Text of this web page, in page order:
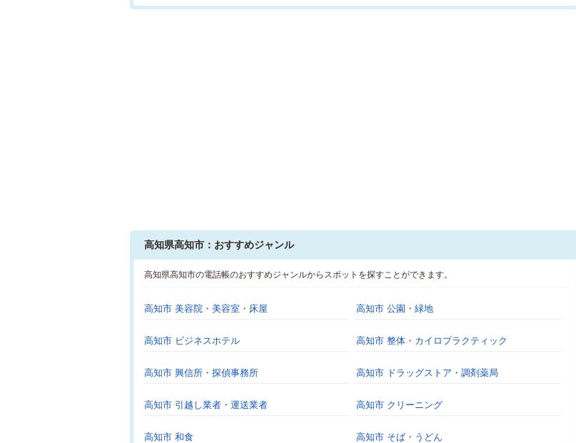
高知県高知市：おすすめジャンル
高知県高知市の電話帳のおすすめジャンルからスポットを探すことができます。
高知市 美容院・美容室・床屋 高知市 公園・緑地
高知市 ビジネスホテル 高知市 整体・カイロプラクティック
高知市 興信所・探偵事務所 高知市 ドラッグストア・調剤薬局
高知市 引越し業者・運送業者 高知市 クリーニング
高知市 和食 高知市 そば・うどん